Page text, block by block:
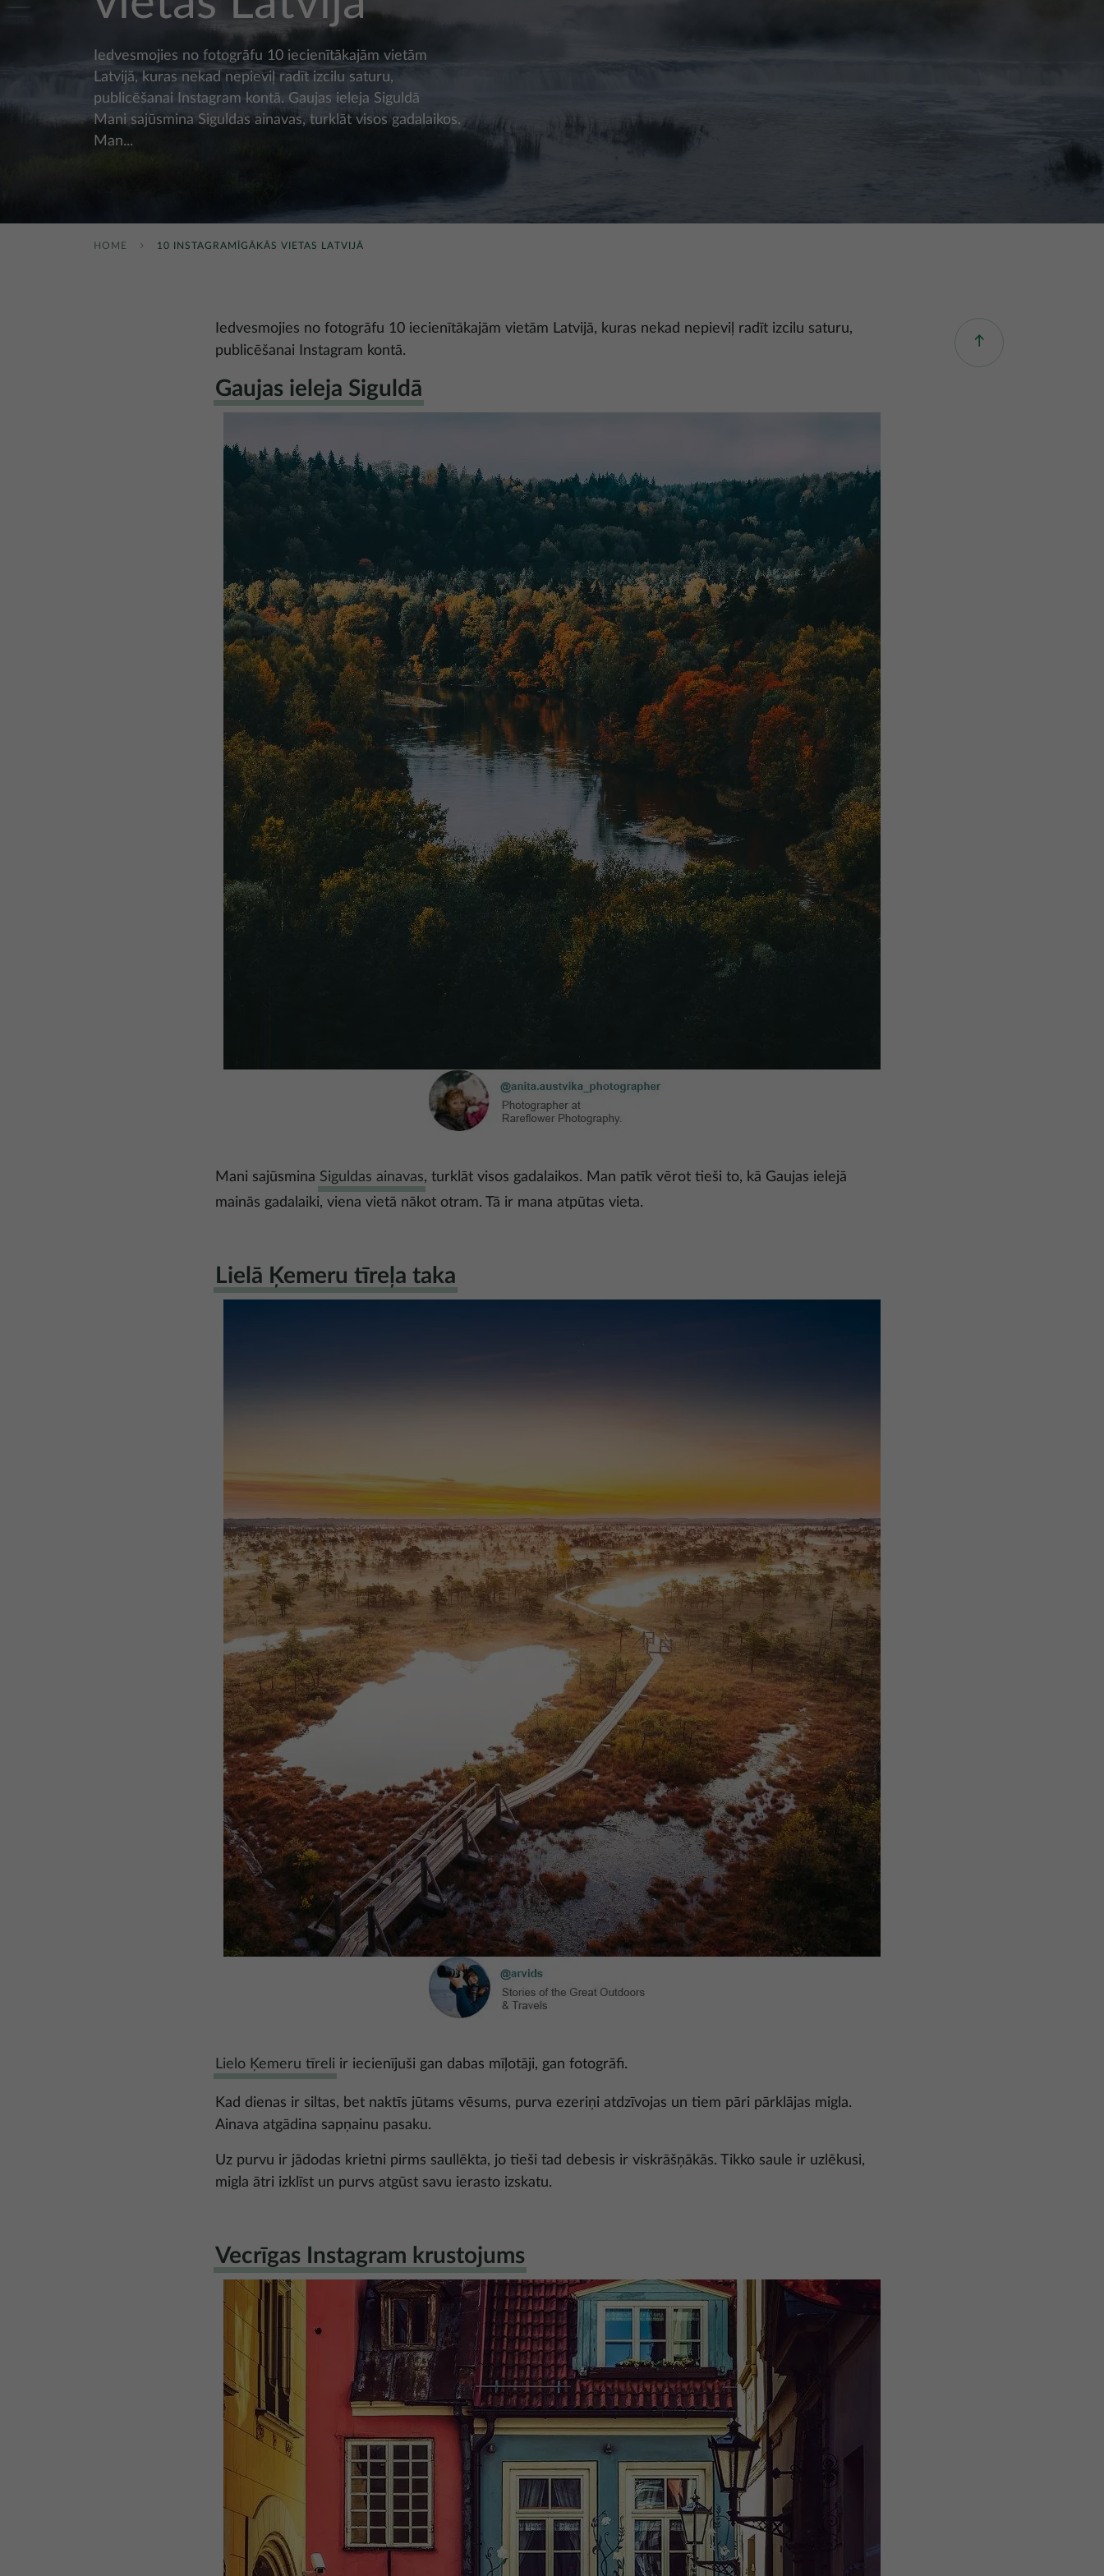
Iedvesmojies no fotogrāfu 10 iecienītākajām vietām
Latvijā, kuras nekad nepieviļ radīt izcilu saturu,
publicēšanai Instagram kontā. Gaujas ieleja Siguldā
Mani sajūsmina Siguldas ainavas, turklāt visos gadalaikos.
Man...
HOME 10 INSTAGRAMĪGĀKĀS VIETAS LATVIJĀ
Iedvesmojies no fotogrāfu 10 iecienītākajām vietām Latvijā, kuras nekad nepieviļ radīt izcilu saturu,
publicēšanai Instagram kontā.
Gaujas ieleja Siguldā
Mani sajūsmina Siguldas ainavas, turklāt visos gadalaikos. Man patīk vērot tieši to, kā Gaujas ielejā
mainās gadalaiki, viena vietā nākot otram. Tā ir mana atpūtas vieta.
Lielā Ķemeru tīreļa taka
Lielo Ķemeru tīreli ir iecienījuši gan dabas mīļotāji, gan fotogrāfi.
Kad dienas ir siltas, bet naktīs jūtams vēsums, purva ezeriņi atdzīvojas un tiem pāri pārklājas migla.
Ainava atgādina sapņainu pasaku.
Uz purvu ir jādodas krietni pirms saullēkta, jo tieši tad debesis ir viskrāšņākās. Tikko saule ir uzlēkusi,
migla ātri izklīst un purvs atgūst savu ierasto izskatu.
Vecrīgas Instagram krustojums
Attēls